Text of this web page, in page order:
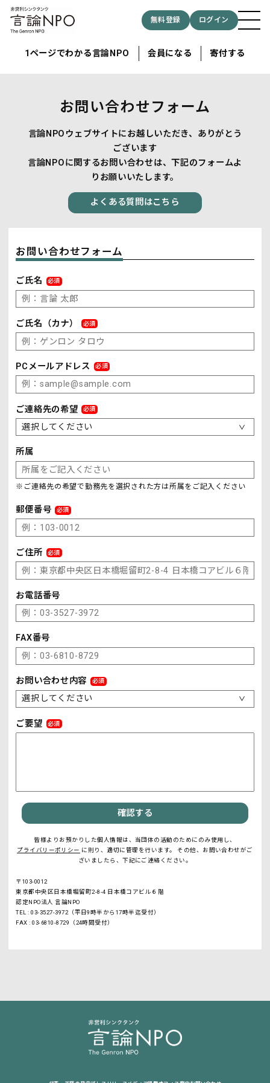
無料登録 ログイン
1ページでわかる言論NPO 会員になる 寄付する
お問い合わせフォーム
言論NPOウェブサイトにお越しいただき、ありがとう
ございます
言論NPOに関するお問い合わせは、下記のフォームよ
りお願いいたします。
よくある質問はこちら
お問い合わせフォーム
ご氏名 必須
ご氏名（カナ） 必須
PCメールアドレス 必須
ご連絡先の希望 必須
＞
所属
※ご連絡先の希望で勤務先を選択された方は所属をご記入ください
郵便番号 必須
ご住所 必須
お電話番号
FAX番号
お問い合わせ内容 必須
＞
ご要望 必須
確認する
皆様よりお預かりした個人情報は、当団体の活動のためにのみ使用し、
プライバリーポリシー に則り、適切に管理を行います。
その他、お問い合わせがご
ざいましたら、下記にご連絡ください。
〒103-0012
東京都中央区日本橋堀留町2-8-4 日本橋コアビル６階
認定NPO法人 言論NPO
TEL : 03-3527-3972（平日9時半から17時半迄受付）
FAX : 03-6810-8729（24時間受付）